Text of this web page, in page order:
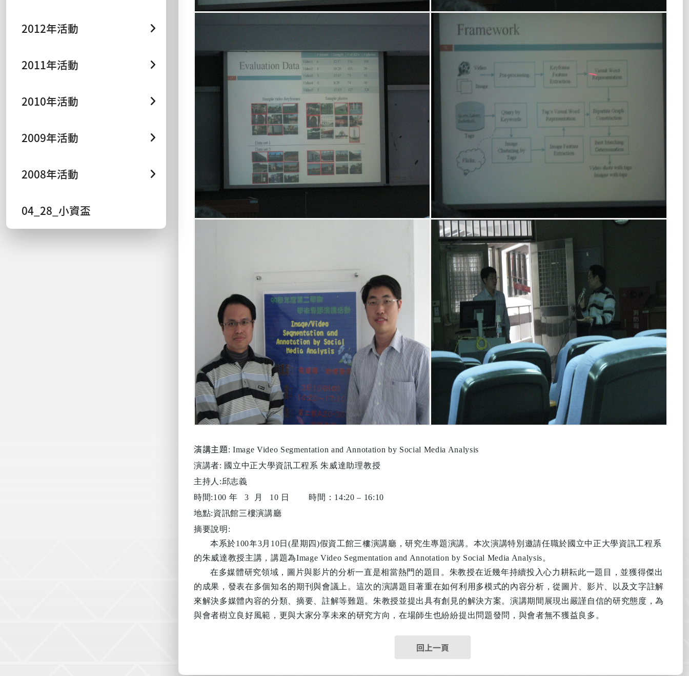
2012年活動
2011年活動
2010年活動
2009年活動
2008年活動
04_28_小資盃
演講主題:Image Video Segmentation and Annotation by Social Media Analysis
演講者: 國立中正大學資訊工程系 朱威達助理教授
主持人:邱志義
時間:100 年 3 月 10 日 時間： 14:20 – 16:10
地點:資訊館三樓演講廳
摘要說明:
本系於100年3月 10日(星期四)假資工館三樓演講廳，研究生專題演講。本次演講特別邀請任職於國立中正大學資訊工程系
的朱威達教授主講，講題為Image Video Segmentation and Annotation by Social Media Analysis。
在多媒體研究領域，圖片與影片的分析一直是相當熱門的題目。朱教授在近幾年持續投入心力耕耘此一題目，並獲得傑出
的成果，發表在多個知名的期刊與會議上。這次的演講題目著重在如何利用多模式的內容分析，從圖片、影片、以及文字註解
來解決多媒體內容的分類、摘要、註解等難題。朱教授並提出具有創見的解決方案。演講期間展現出嚴謹自信的研究態度，為
與會者樹立良好風範，更與大家分享未來的研究方向，在場師生也紛紛提出問題發問，與會者無不獲益良多。
回上一頁